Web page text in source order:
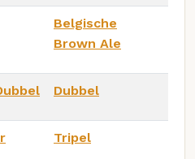
Belgische
Brown Ale
Dubbel
Tripel